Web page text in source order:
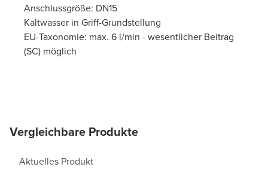
Anschlussgröße: DN15
Kaltwasser in Griff-Grundstellung
EU-Taxonomie: max. 6 l/min - wesentlicher Beitrag
(SC) möglich
Vergleichbare Produkte
Aktuelles Produkt